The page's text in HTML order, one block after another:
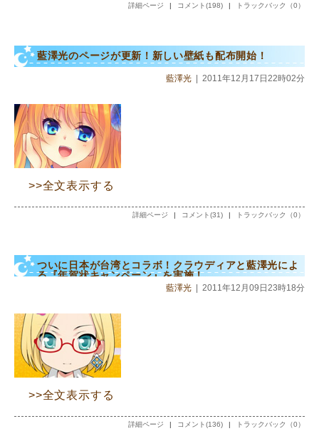
詳細ページ | コメント(198) | トラックバック（0）
藍澤光のページが更新！新しい壁紙も配布開始！
藍澤光 | 2011年12月17日22時02分
>>全文表示する
詳細ページ | コメント(31) | トラックバック（0）
ついに日本が台湾とコラボ！クラウディアと藍澤光によ
る『年賀状キャンペーン』を実施！
藍澤光 | 2011年12月09日23時18分
>>全文表示する
詳細ページ | コメント(136) | トラックバック（0）